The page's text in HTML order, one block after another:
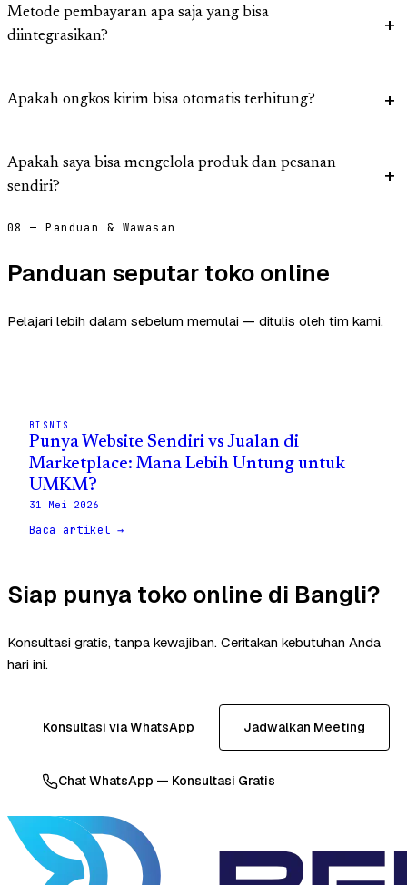
Metode pembayaran apa saja yang bisa
diintegrasikan?
Apakah ongkos kirim bisa otomatis terhitung?
Apakah saya bisa mengelola produk dan pesanan
sendiri?
08 — Panduan & Wawasan
Panduan seputar toko online
Pelajari lebih dalam sebelum memulai — ditulis oleh tim kami.
BISNIS
Punya Website Sendiri vs Jualan di
Marketplace: Mana Lebih Untung untuk
UMKM?
31 Mei 2026
Baca artikel →
Siap punya toko online di Bangli?
Konsultasi gratis, tanpa kewajiban. Ceritakan kebutuhan Anda
hari ini.
Konsultasi via WhatsApp Jadwalkan Meeting
Chat WhatsApp — Konsultasi Gratis